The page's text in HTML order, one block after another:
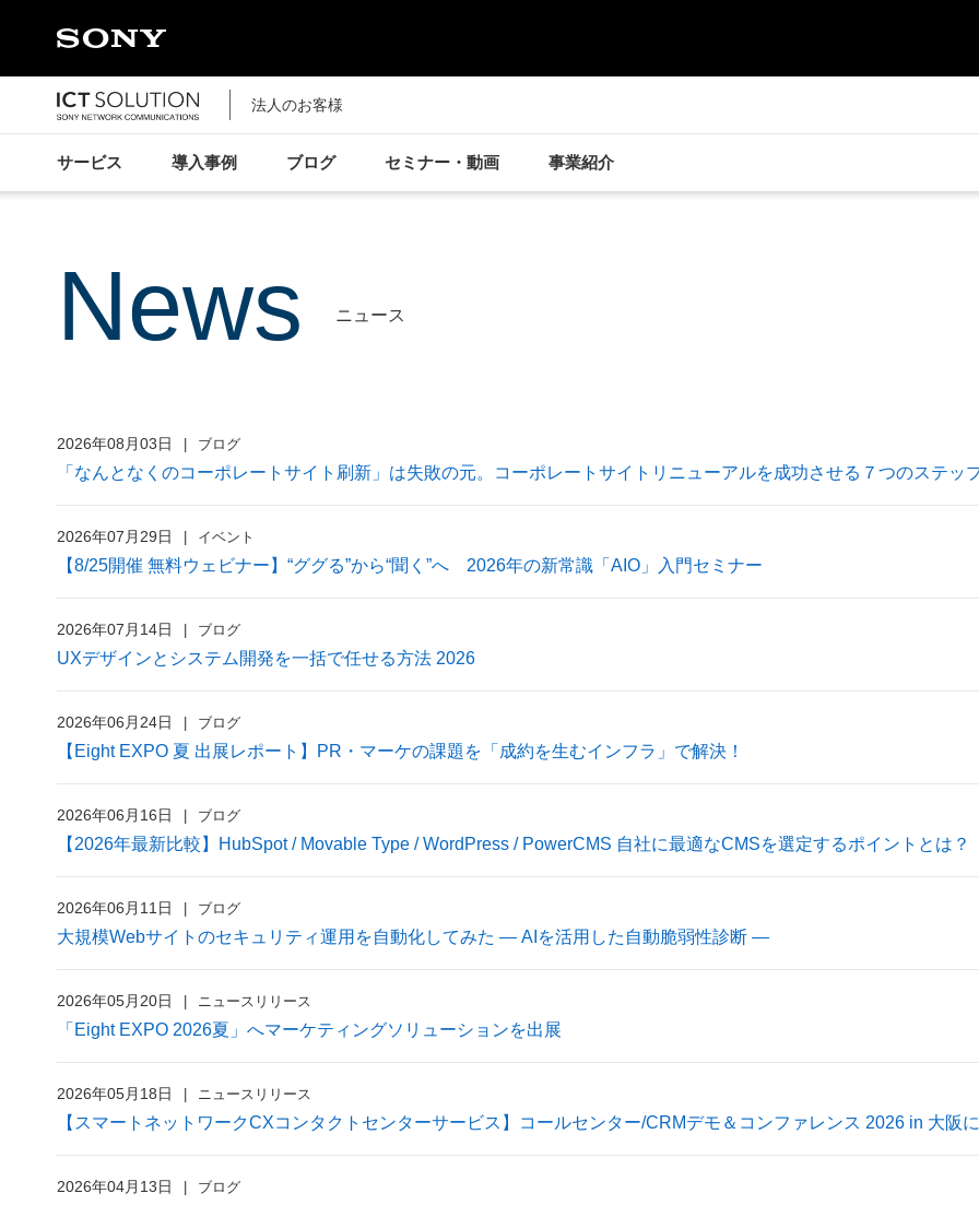
法人のお客様
サービス 導入事例 ブログ セミナー・動画 事業紹介
news ニュース
2026年08月03日 ブログ
「なんとなくのコーポレートサイト刷新」は失敗の元。コーポレートサイトリニューアルを成功させる７つのステッ
2026年07月29日 イベント
【8/25開催 無料ウェビナー】“ググる”から“聞く”へ 2026年の新常識「AIO」入門セミナー
2026年07月14日 ブログ
UXデザインとシステム開発を一括で任せる方法 2026
2026年06月24日 ブログ
【Eight EXPO 夏 出展レポート】PR・マーケの課題を「成約を生むインフラ」で解決！
2026年06月16日 ブログ
【2026年最新比較】HubSpot / Movable Type / WordPress / PowerCMS 自社に最適なCMSを選定するポイントとは？
2026年06月11日 ブログ
大規模Webサイトのセキュリティ運用を自動化してみた ― AIを活用した自動脆弱性診断 ―
2026年05月20日 ニュースリリース
「Eight EXPO 2026夏」へマーケティングソリューションを出展
2026年05月18日 ニュースリリース
【スマートネットワークCXコンタクトセンターサービス】コールセンター/CRMデモ＆コンファレンス 2026 in 大阪
2026年04月13日 ブログ